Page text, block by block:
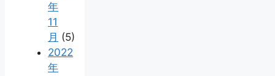
年
11
月 (5)
2022
年